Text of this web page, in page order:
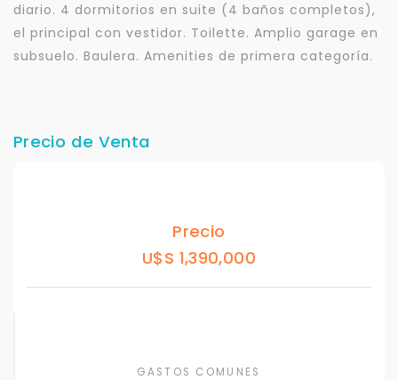
diario. 4 dormitorios en suite (4 baños completos),
el principal con vestidor. Toilette. Amplio garage en
subsuelo. Baulera. Amenities de primera categoría.
Precio de Venta
Precio
U$S 1,390,000
GASTOS COMUNES